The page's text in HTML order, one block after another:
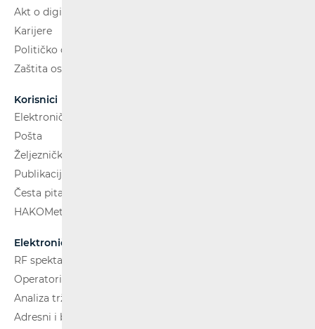
Akt o digitalnim uslugama
Karijere
Političko oglašavanje
Zaštita osobnih podataka
Korisnici
Elektroničke komunikacije
Pošta
Željeznički putnički prijevoz
Publikacije
Česta pitanja
HAKOMetar
Elektroničke komunikacije
RF spektar
Operatori i usluge
Analiza tržišta
Adresni i brojevni prostor